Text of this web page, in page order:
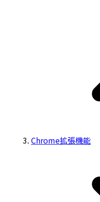
Chrome拡張機能